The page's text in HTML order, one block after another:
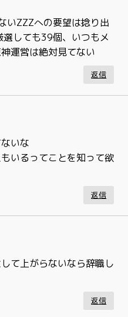
いZZZへの要望は捻り出
しても39個、いつもメ
運営は絶対見てない
返信
いな
いるってことを知って欲
返信
て上がらないなら辞職し
返信